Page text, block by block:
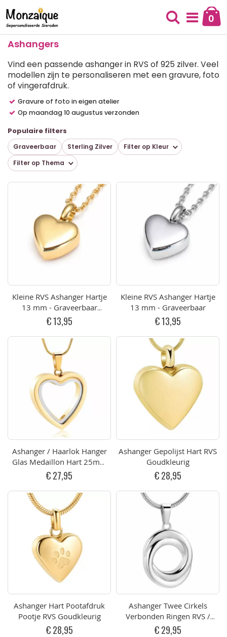
naar
de
inhoud
Cart
0
Zoek
Ashangers
Vind een passende ashanger in RVS of 925 zilver. Veel
modellen zijn te personaliseren met een gravure, foto
of vingerafdruk.
Gravure of foto in eigen atelier
Op maandag 10 augustus verzonden
Populaire filters
Graveerbaar Sterling Zilver
Filter op Kleur
Filter op Thema
Kleine RVS Ashanger Hartje
13 mm - Graveerbaar
Goudkleurig
€ 13,95
Kleine RVS Ashanger Hartje
13 mm - Graveerbaar
€ 13,95
Ashanger / Haarlok Hanger
Glas Medaillon Hart 25mm
RVS Goudkleurig
€ 27,95
Ashanger Gepolijst Hart RVS
Goudkleurig
€ 28,95
Ashanger Hart Pootafdruk
Pootje RVS Goudkleurig
€ 28,95
Ashanger Twee Cirkels
Verbonden Ringen RVS /
Circle of Life
€ 29,95